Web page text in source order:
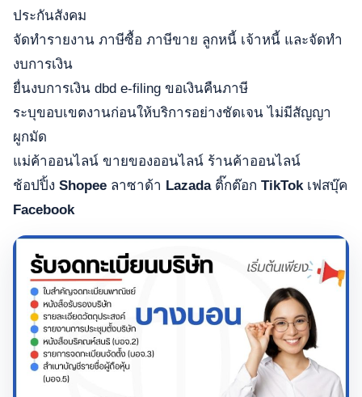
ประกันสังคม
จัดทำรายงาน ภาษีซื้อ ภาษีขาย ลูกหนี้ เจ้าหนี้ และจัดทำ
งบการเงิน
ยื่นงบการเงิน dbd e-filing ขอเงินคืนภาษี
ระบุขอบเขตงานก่อนให้บริการอย่างชัดเจน ไม่มีสัญญา
ผูกมัด
แม่ค้าออนไลน์ ขายของออนไลน์ ร้านค้าออนไลน์
ช้อปปิ้ง Shopee ลาซาด้า Lazadaติ๊กต๊อก TikTokเฟสบุ๊ค
Facebook